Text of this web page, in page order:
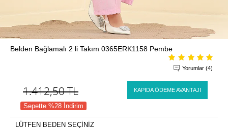
Belden Bağlamalı 2 li Takım 0365ERK1158 Pembe
Yorumlar (4)
1.412,50TL KAPIDA ÖDEME AVANTAJI
Sepette %28 İndirim
LÜTFEN BEDEN SEÇİNİZ